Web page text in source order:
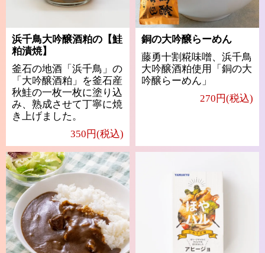
浜千鳥大吟醸酒粕の【鮭
粕漬焼】
釜石の地酒「浜千鳥」の
「大吟醸酒粕」を釜石産
秋鮭の一枚一枚に塗り込
み、熟成させて丁寧に焼
き上げました。
350円(税込)
銅の大吟醸らーめん
藤勇十割糀味噌、浜千鳥
大吟醸酒粕使用「銅の大
吟醸らーめん」
270円(税込)